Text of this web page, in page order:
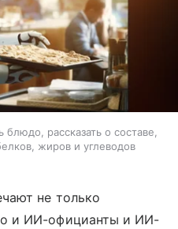
рассказать о составе,
жиров и углеводов
не только
и ИИ-официанты и ИИ-